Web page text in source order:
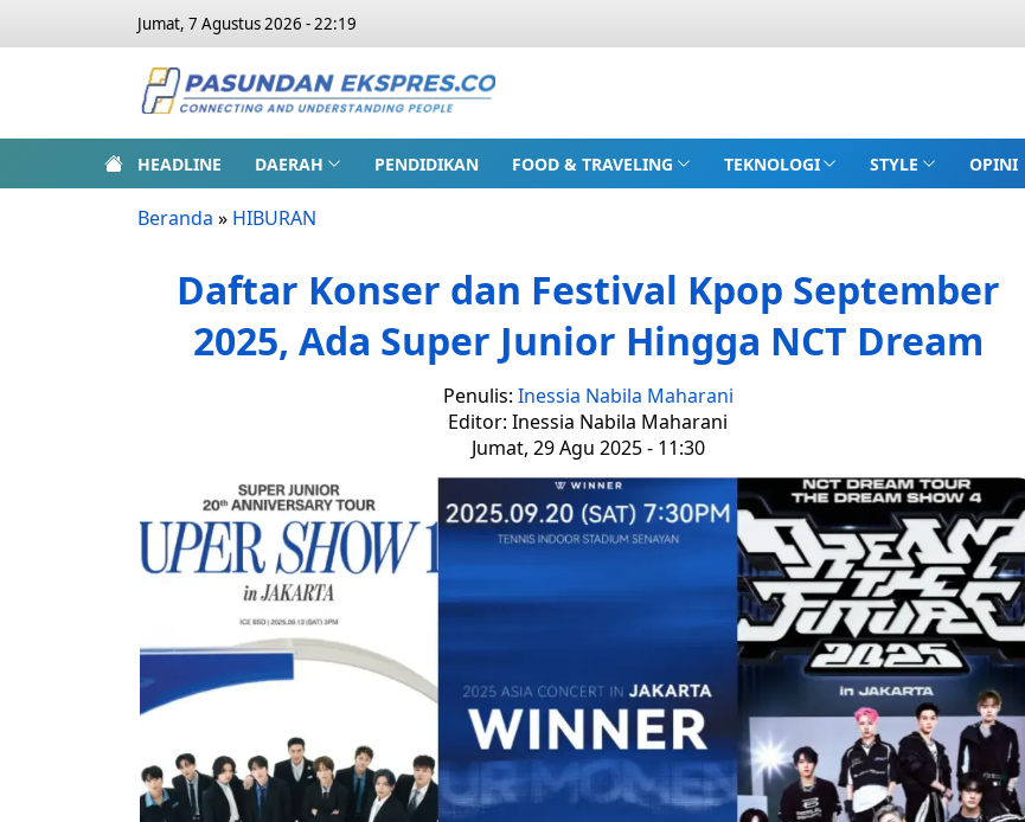
Jumat, 7 Agustus 2026 - 22:19
HEADLINE DAERAH PENDIDIKAN FOOD & TRAVELING TEKNOLOGI STYLE OPINI
Beranda » HIBURAN
Daftar Konser dan Festival Kpop September
2025, Ada Super Junior Hingga NCT Dream
Penulis: Inessia Nabila Maharani
Editor: Inessia Nabila Maharani
Jumat, 29 Agu 2025 - 11:30